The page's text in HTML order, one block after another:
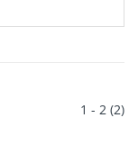
1 - 2 (2)